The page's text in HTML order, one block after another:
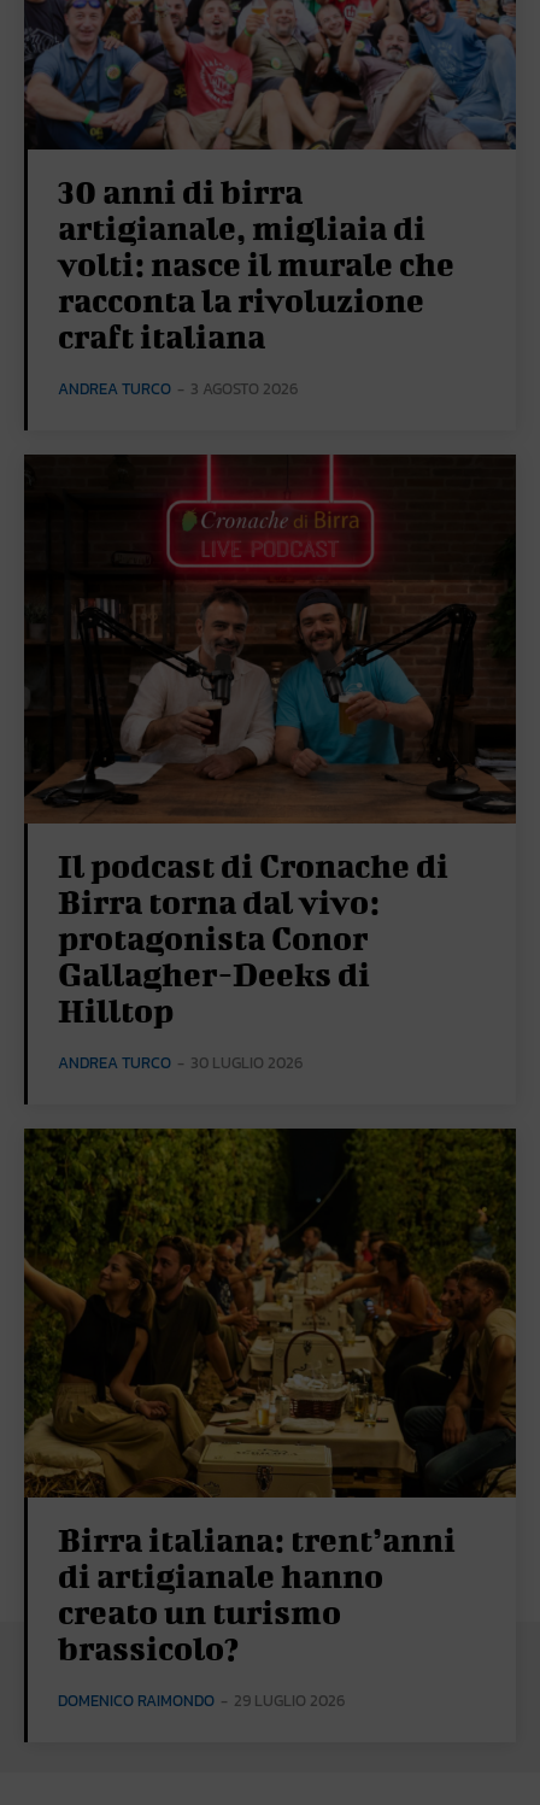
30 anni di birra
artigianale, migliaia di
volti: nasce il murale che
racconta la rivoluzione
craft italiana
ANDREA TURCO - 3 AGOSTO 2026
Il podcast di Cronache di
Birra torna dal vivo:
protagonista Conor
Gallagher-Deeks di
Hilltop
ANDREA TURCO - 30 LUGLIO 2026
Birra italiana: trent’anni
di artigianale hanno
creato un turismo
brassicolo?
DOMENICO RAIMONDO - 29 LUGLIO 2026